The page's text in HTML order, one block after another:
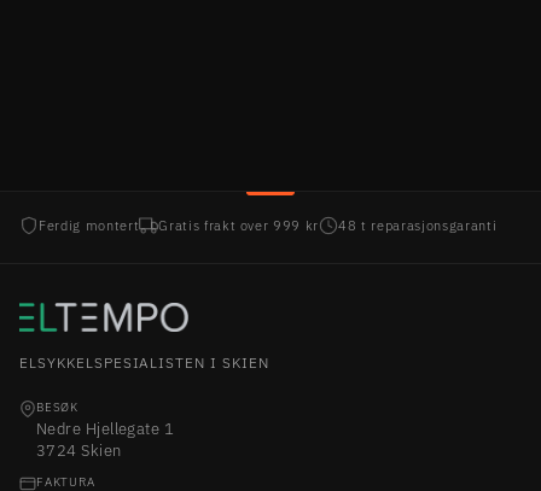
Ferdig montert Gratis frakt over 999 kr 48 t reparasjonsgaranti
ELSYKKELSPESIALISTEN I SKIEN
BESØK
Nedre Hjellegate 1
3724 Skien
FAKTURA